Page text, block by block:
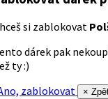
si zablokovat
dárek pak
ty :)
zablokovat
×